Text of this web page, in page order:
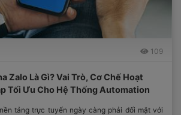
109
Zalo Là Gì? Vai Trò, Cơ Chế Hoạt
Tối Ưu Cho Hệ Thống Automation
tảng trực tuyến ngày càng phải đối mặt với